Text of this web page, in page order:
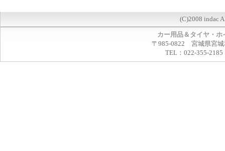
(C)2008 indac
カー用品＆タイヤ・
〒985-0822 宮城県宮城
TEL：022-355-